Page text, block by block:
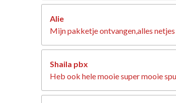
Alie
Mijn pakketje ontvangen,alles
Shaila pbx
Heb ook hele mooie super mooie